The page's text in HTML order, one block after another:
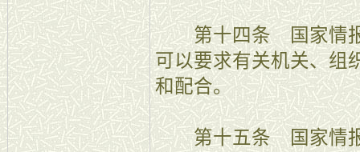
第十四条 国家情报
可以要求有关机关、组
和配合。
第十五条 国家情报